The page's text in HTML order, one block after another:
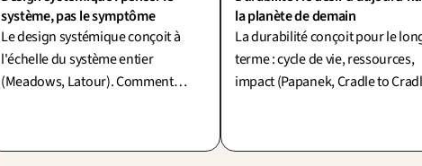
système, pas le symptôme
Le design systémique conçoit à
l'échelle du système entier
(Meadows, Latour). Comment
la planète de demain
La durabilité conçoit pour le
terme : cycle de vie, ressources,
impact (Papanek, Cradle to
contre la planète de demain.